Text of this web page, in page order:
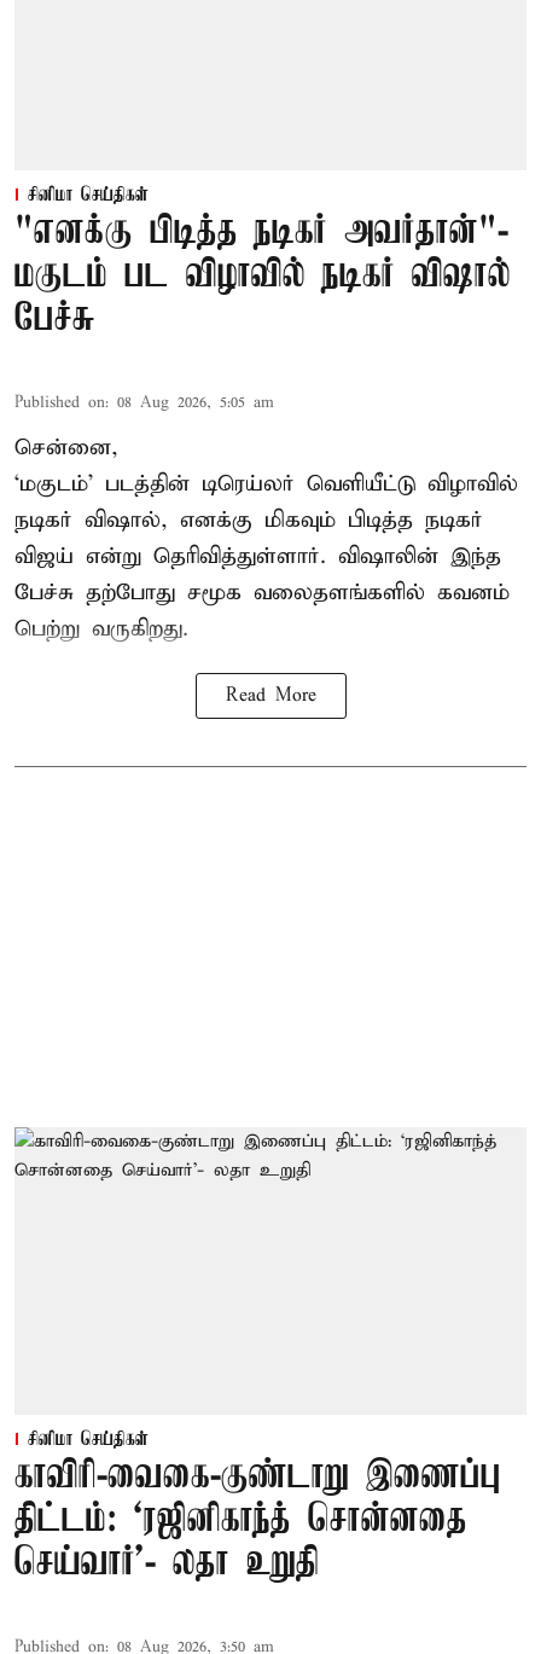
சினிமா செய்திகள்
"எனக்கு பிடித்த நடிகர் அவர்தான்"-
மகுடம் பட விழாவில் நடிகர் விஷால்
பேச்சு
Published on: 08 Aug 2026, 5:05 am
சென்னை,
‘மகுடம்’ படத்தின் டிரெய்லர் வெளியீட்டு விழாவில்
நடிகர் விஷால், எனக்கு மிகவும் பிடித்த நடிகர்
விஜய் என்று தெரிவித்துள்ளார். விஷாலின் இந்த
பேச்சு தற்போது சமூக வலைதளங்களில் கவனம்
பெற்று வருகிறது.
Read More
சினிமா செய்திகள்
காவிரி-வைகை-குண்டாறு இணைப்பு
திட்டம்: ‘ரஜினிகாந்த் சொன்னதை
செய்வார்’- லதா உறுதி
Published on: 08 Aug 2026, 3:50 am